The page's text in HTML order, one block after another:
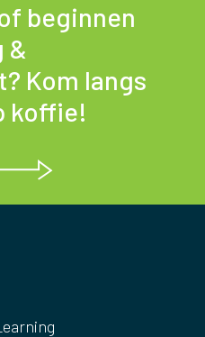
beginnen
&
Kom langs
koffie!